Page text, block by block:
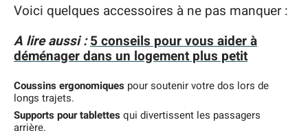
Voici quelques accessoires à ne pas manquer :
A lire aussi :5 conseils pour vous aider à
déménager dans un logement plus petit
Coussins ergonomiques pour soutenir votre dos lors de
longs trajets.
Supports pour tablettesqui divertissent les passagers
arrière.